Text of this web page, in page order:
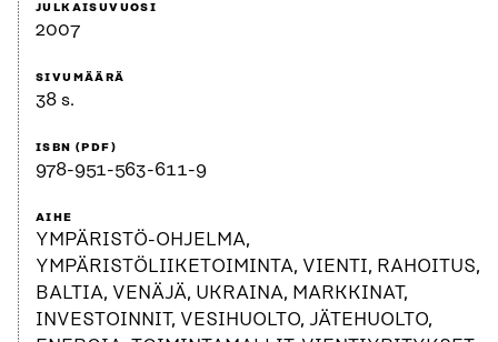
JULKAISUVUOSI
2007
SIVUMÄÄRÄ
38 s.
ISBN (PDF)
978-951-563-611-9
AIHE
YMPÄRISTÖ-OHJELMA,
YMPÄRISTÖLIIKETOIMINTA, VIENTI, RAHOITUS,
BALTIA, VENÄJÄ, UKRAINA, MARKKINAT,
INVESTOINNIT, VESIHUOLTO, JÄTEHUOLTO,